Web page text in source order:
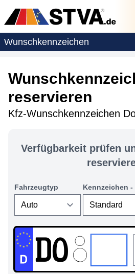
Wunschkennzeichen
reservieren
Kfz-Wunschkennzeichen
Verfügbarkeit prüfen
Fahrzeugtyp Kennzeichen
DO: